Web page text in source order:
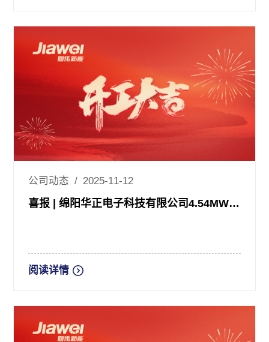
公司动态 / 2025-11-12
喜报 | 绵阳华正电子科技有限公司4.54MW分布式光伏项目顺利开工
阅读详情